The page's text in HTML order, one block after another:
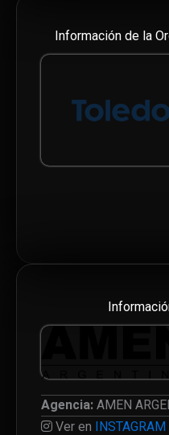
Información de la
Agencia: AMEN
Ver en INSTAGRAM